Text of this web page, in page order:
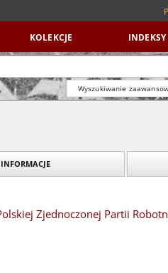
KOLEKCJE INDEKSY
Wyszukiwanie
INFORMACJE
Zjednoczonej Partii